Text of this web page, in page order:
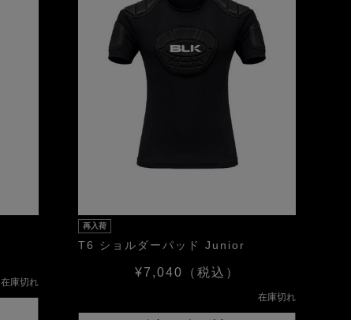
在庫切れ
再入荷
T6 ショルダーパッド Junior
¥7,040 （税込）
在庫切れ